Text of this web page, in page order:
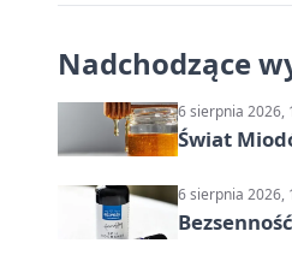
Nadchodzące
6 sierpnia 2026,
Świat
6 sierpnia 2026,